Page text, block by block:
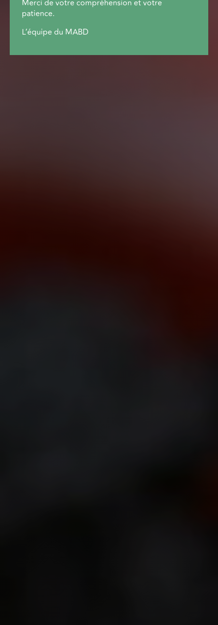
Merci de votre compréhension et votre
patience.
L’équipe du MABD